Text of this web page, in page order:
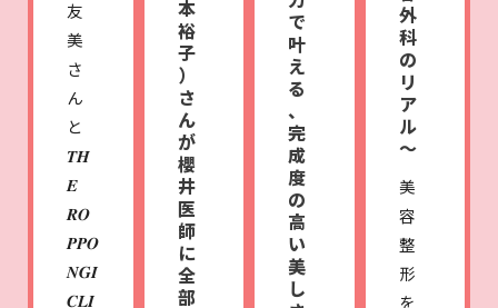
友
美
さ
ん
と
𝑻𝑯
𝑬
𝑹𝑶
𝑷𝑷𝑶
𝑵𝑮𝑰
𝑪𝑳𝑰
本
裕
子
）
さ
ん
が
櫻
井
医
師
に
全
部
で
叶
え
る
、
完
成
度
の
高
い
美
し
外
科
の
リ
ア
ル
〜
美
容
整
形
を